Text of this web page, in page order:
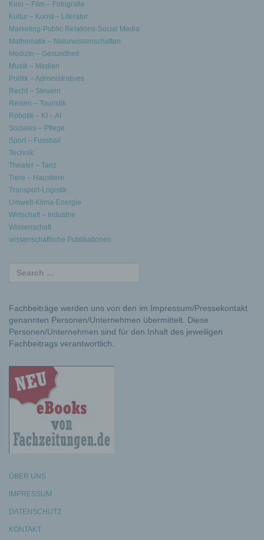
Kino – Film – Fotografie
Kultur – Kunst – Literatur
Marketing-Public Relations-Social Media
Mathematik – Naturwissenschaften
Medizin – Gesundheit
Musik – Medien
Politik – Administratives
Recht – Steuern
Reisen – Touristik
Robotik – KI – AI
Soziales – Pflege
Sport – Fussball
Technik
Theater – Tanz
Tiere – Haustiere
Transport-Logistik
Umwelt-Klima-Energie
Wirtschaft – Industrie
Wissenschaft
wissenschaftliche Publikationen
Fachbeiträge werden uns von den im Impressum/Pressekontakt
genannten Personen/Unternehmen übermittelt. Diese
Personen/Unternehmen sind für den Inhalt des jeweiligen
Fachbeitrags verantwortlich.
ÜBER UNS
IMPRESSUM
DATENSCHUTZ
KONTAKT